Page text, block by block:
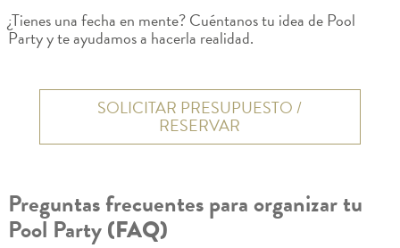
¿Tienes una fecha en mente? Cuéntanos tu idea de Pool
Party y te ayudamos a hacerla realidad.
SOLICITAR PRESUPUESTO /
RESERVAR
Preguntas frecuentes para organizar tu
Pool Party(FAQ)